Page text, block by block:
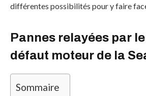
différentes possibilités pour y faire
Pannes relayées par
défaut moteur de la
Sommaire